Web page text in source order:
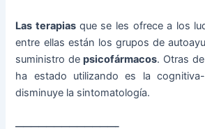
Las terapias que se les ofrece a los
entre ellas están los grupos de
suministro de psicofármacos. Otras
ha estado utilizando es la
disminuye la sintomatología.
—————————————–